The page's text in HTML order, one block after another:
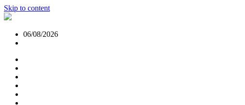
Skip to content
06/08/2026